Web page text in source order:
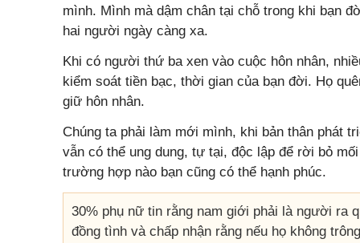
mình. Mình mà dậm chân tại chỗ trong khi bạn
hai người ngày càng xa.
Khi có người thứ ba xen vào cuộc hôn nhân,
kiểm soát tiền bạc, thời gian của bạn đời. Họ
giữ hôn nhân.
Chúng ta phải làm mới mình, khi bản thân phát
vẫn có thể ung dung, tự tại, độc lập để rời bỏ
trường hợp nào bạn cũng có thể hạnh phúc.
30% phụ nữ tin rằng nam giới phải là người ra
đồng tình và chấp nhận rằng nếu họ không